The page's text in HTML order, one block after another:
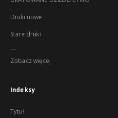
Druki nowe
Stare druki
...
Zobacz więcej
Indeksy
Tytuł